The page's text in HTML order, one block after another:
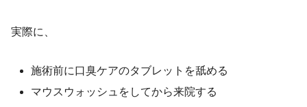
実際に、
施術前に口臭ケアのタブレットを舐める
マウスウォッシュをしてから来院する